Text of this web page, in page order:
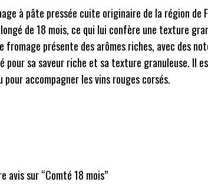
à pâte pressée cuite originaire de la région de
de 18 mois, ce qui lui confère une texture
fromage présente des arômes riches, avec des
pour sa saveur riche et sa texture granuleuse. Il
accompagner les vins rouges corsés.
avis sur “Comté 18 mois”